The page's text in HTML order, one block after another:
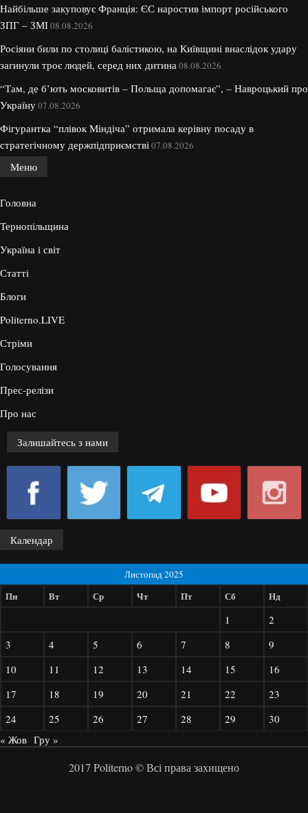
Найбільше закуповує Франція: ЄС наростив імпорт російського
ЗПГ – ЗМІ08.08.2026
Росіяни били по столиці балістикою, на Київщині внаслідок удару
загинули троє людей, серед них дитина 08.08.2026
“Там, де б’ють московитів – Польща допомагає”, – Навроцький про
Україну07.08.2026
Фігурантка “плівок Міндіча” отримала керівну посаду в
стратегічному держпідприємстві 07.08.2026
Меню
Головна
Тернопільщина
Україна і світ
Статті
Блоги
Politerno.LIVE
Стріми
Голосування
Прес-релізи
Про нас
Залишайтесь з нами
Календар
Листопад 2025
Пн Вт Ср Чт Пт Сб Нд
1
2
3
4 5 6 7 8
9
10
11 12 13 14 15
16
17
18 19 20 21 22
23
24
25 26 27 28 29
30
« Жов Гру »
2017 Politerno © Всі права захищено